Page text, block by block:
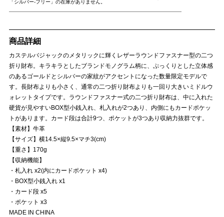
「シルバー-フリー」の在庫がありません。
商品詳細
カステルバジャックのメタリックに輝くレザーラウンドファスナー型の二つ
折り財布。キラキラとしたブランドモノグラム柄に、ぷっくりとした立体感
のあるゴールドとシルバーの家紋がアクセントになった数量限定モデルで
す。長財布よりも小さく、通常の二つ折り財布よりも一回り大きいミドルウ
ォレットタイプです。ラウンドファスナー式の二つ折り財布は、中に入れた
硬貨が見やすいBOX型小銭入れ、札入れが2つあり、内側にもカードポケッ
トがあります。カード段は合計9つ、ポケットが3つあり収納力抜群です。
【素材】牛革
【サイズ】横14.5×縦9.5×マチ3(cm)
【重さ】170g
【収納機能】
・札入れ x2(内にカードポケット x4)
・BOX型小銭入れ x1
・カード段 x5
・ポケット x3
MADE IN CHINA